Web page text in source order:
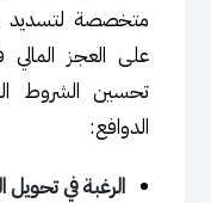
متخصصة لتسديد
على العجز
تحسين الشروط
الدوافع:
الرغبة في تحويل